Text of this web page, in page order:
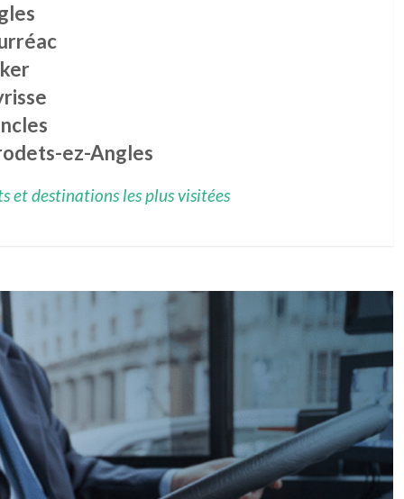
ez-Angles
et destinations les plus visitées